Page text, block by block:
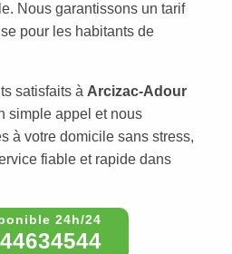
Nous garantissons un tarif
pour les habitants de
satisfaits à Arcizac-Adour
simple appel et nous
à votre domicile sans stress,
fiable et rapide dans